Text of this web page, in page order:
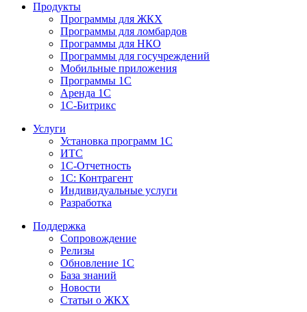
Продукты
Программы для ЖКХ
Программы для ломбардов
Программы для НКО
Программы для госучреждений
Мобильные приложения
Программы 1С
Аренда 1С
1С-Битрикс
Услуги
Установка программ 1С
ИТС
1С-Отчетность
1С: Контрагент
Индивидуальные услуги
Разработка
Поддержка
Сопровождение
Релизы
Обновление 1С
База знаний
Новости
Статьи о ЖКХ